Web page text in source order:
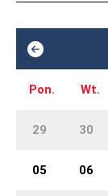
Pon. Wt.
29 30
05 06